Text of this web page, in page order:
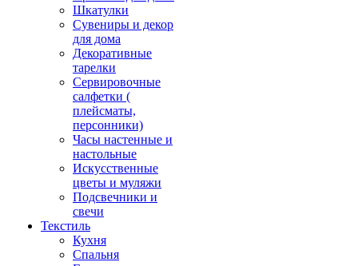
Шкатулки
Сувениры и декор
для дома
Декоративные
тарелки
Сервировочные
салфетки (
плейсматы,
персонники)
Часы настенные и
настольные
Искусственные
цветы и муляжи
Подсвечники и
свечи
Текстиль
Кухня
Спальня